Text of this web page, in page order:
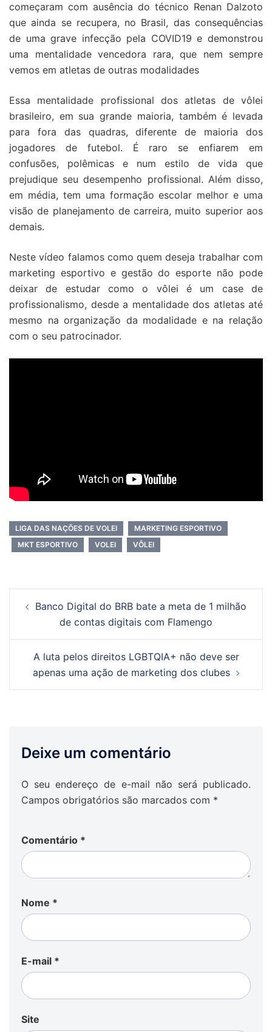
começaram com ausência do técnico Renan Dalzoto
que ainda se recupera, no Brasil, das consequências
de uma grave infecção pela COVID19 e demonstrou
uma mentalidade vencedora rara, que nem sempre
vemos em atletas de outras modalidades
Essa mentalidade profissional dos atletas de vôlei
brasileiro, em sua grande maioria, também é levada
para fora das quadras, diferente de maioria dos
jogadores de futebol. É raro se enfiarem em
confusões, polêmicas e num estilo de vida que
prejudique seu desempenho profissional. Além disso,
em média, tem uma formação escolar melhor e uma
visão de planejamento de carreira, muito superior aos
demais.
Neste vídeo falamos como quem deseja trabalhar com
marketing esportivo e gestão do esporte não pode
deixar de estudar como o vôlei é um case de
profissionalismo, desde a mentalidade dos atletas até
mesmo na organização da modalidade e na relação
com o seu patrocinador.
LIGA DAS NAÇÕES DE VOLEI
MARKETING ESPORTIVO
MKT ESPORTIVO
VOLEI VÔLEI
Banco Digital do BRB bate a meta de 1 milhão
de contas digitais com Flamengo
A luta pelos direitos LGBTQIA+ não deve ser
apenas uma ação de marketing dos clubes
Deixe um comentário
O seu endereço de e-mail não será publicado.
Campos obrigatórios são marcados com *
Comentário *
Nome *
E-mail *
Site